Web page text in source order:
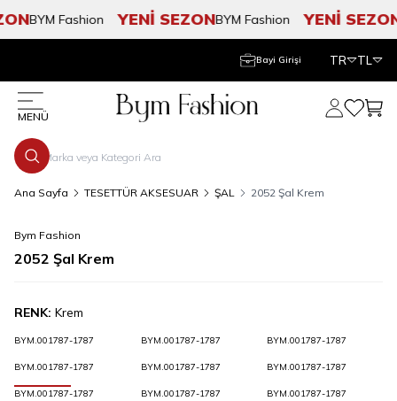
BYM Fashion YENİ SEZONBYM Fashion YENİ SEZON
Bayi Girişi TR TL
MENÜ
Hesabım
Ana Sayfa TESETTÜR AKSESUAR ŞAL 2052 Şal Krem
Bym Fashion
2052 Şal Krem
RENK: Krem
BYM.001787-1787 BYM.001787-1787 BYM.001787-1787
BYM.001787-1787 BYM.001787-1787 BYM.001787-1787
BYM.001787-1787 BYM.001787-1787 BYM.001787-1787